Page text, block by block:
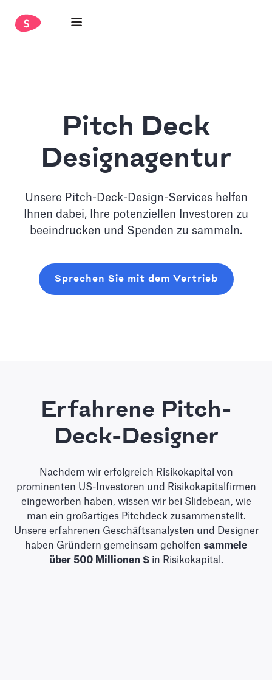
Pitch Deck
Designagentur
Unsere Pitch-Deck-Design-Services helfen
Ihnen dabei, Ihre potenziellen Investoren zu
beeindrucken und Spenden zu sammeln.
Sprechen Sie mit dem Vertrieb
Erfahrene Pitch-
Deck-Designer
Nachdem wir erfolgreich Risikokapital von
prominenten US-Investoren und Risikokapitalfirmen
eingeworben haben, wissen wir bei Slidebean, wie
man ein großartiges Pitchdeck zusammenstellt.
Unsere erfahrenen Geschäftsanalysten und Designer
haben Gründern gemeinsam geholfen sammele
über 500 Millionen $in Risikokapital.